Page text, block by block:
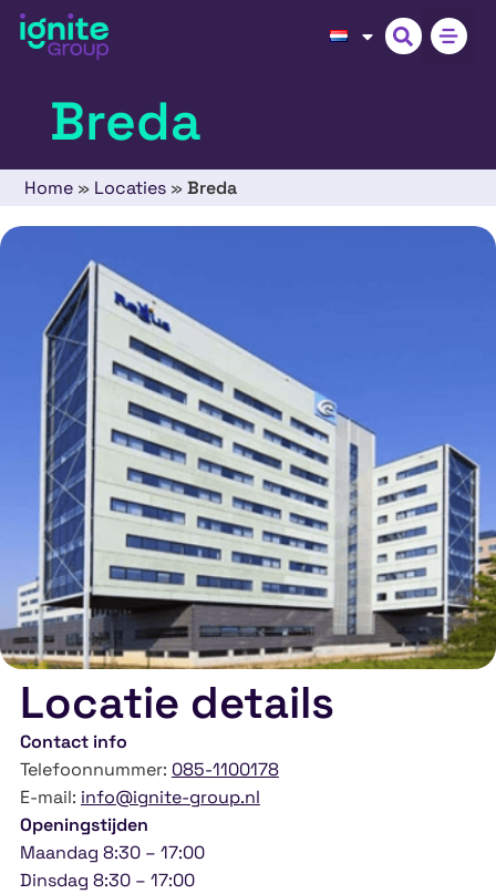
Breda
Home » Locaties »Breda
Locatie details
Contact info
Telefoonnummer: 085-1100178
E-mail: info@ignite-group.nl
Openingstijden
Maandag 8:30 – 17:00
Dinsdag 8:30 – 17:00